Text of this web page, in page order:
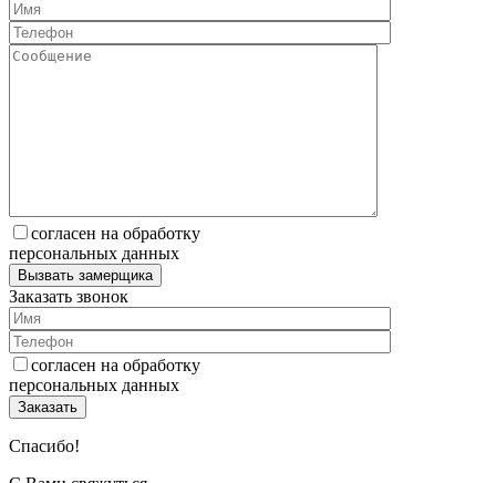
согласен на обработку
персональных данных
Заказать звонок
согласен на обработку
персональных данных
Спасибо!